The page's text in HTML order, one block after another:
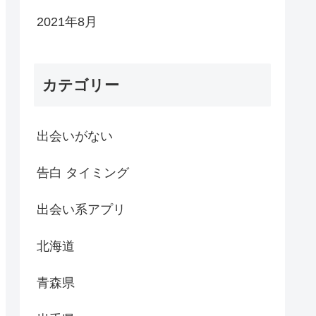
2021年8月
カテゴリー
出会いがない
告白 タイミング
出会い系アプリ
北海道
青森県